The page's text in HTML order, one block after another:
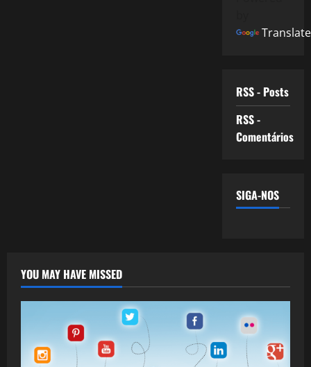
Translate
RSS - Posts
RSS -
Comentários
SIGA-NOS
YOU MAY HAVE MISSED